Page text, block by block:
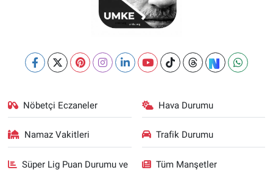
Nöbetçi Eczaneler Hava Durumu
Namaz Vakitleri Trafik Durumu
Süper Lig Puan Durumu ve
Tüm Manşetler